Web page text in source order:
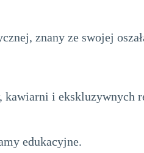
znany ze swojej
kawiarni i ekskluzywnych
edukacyjne.